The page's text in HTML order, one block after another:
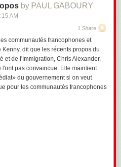
by PAUL GABOURY
AM
1 Share
communautés francophones et
dit que les récents propos du
et de l'Immigration, Chris Alexander,
pas convaincue. Elle maintient
du gouvernement si on veut
pour les communautés francophones